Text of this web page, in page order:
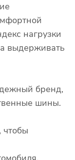
нагрузки
выдерживать
бренд,
шины.